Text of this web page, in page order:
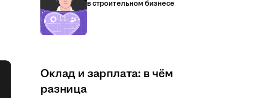
в строительном бизнесе
Оклад и зарплата: в чём
разница